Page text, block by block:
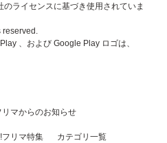
ライセンスに基づき使用されていま
reserved.
、および Google Play ロゴは、
マからのお知らせ
フリマ特集 カテゴリ一覧